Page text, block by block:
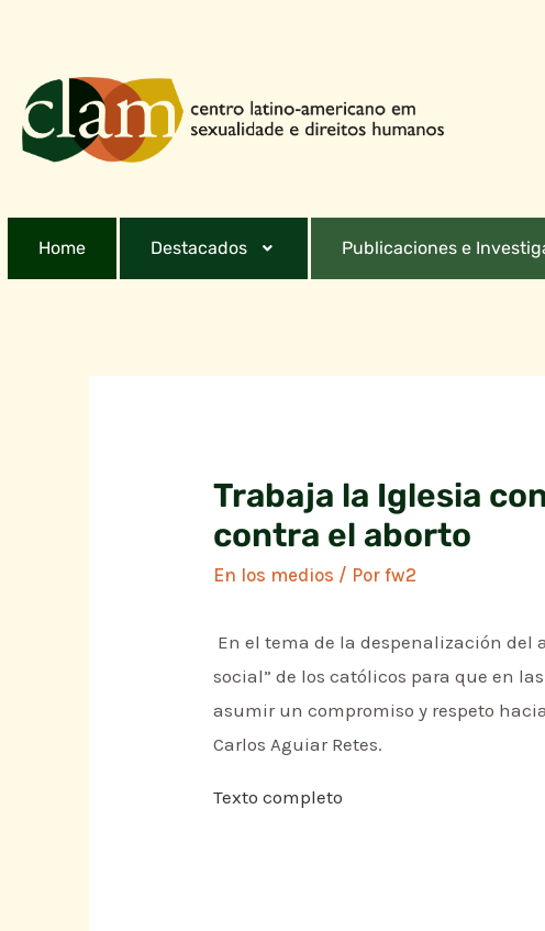
Home Destacados Publicaciones e
Trabaja la Iglesia
contra el aborto
En los medios / Porfw2
En el tema de la despenalización del
social” de los católicos para que en
asumir un compromiso y respeto
Carlos Aguiar Retes.
Texto completo